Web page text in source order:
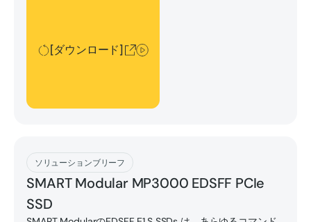
[ダウンロード]
ソリューションブリーフ
SMART Modular MP3000 EDSFF PCIe
SSD
[ダウンロード]